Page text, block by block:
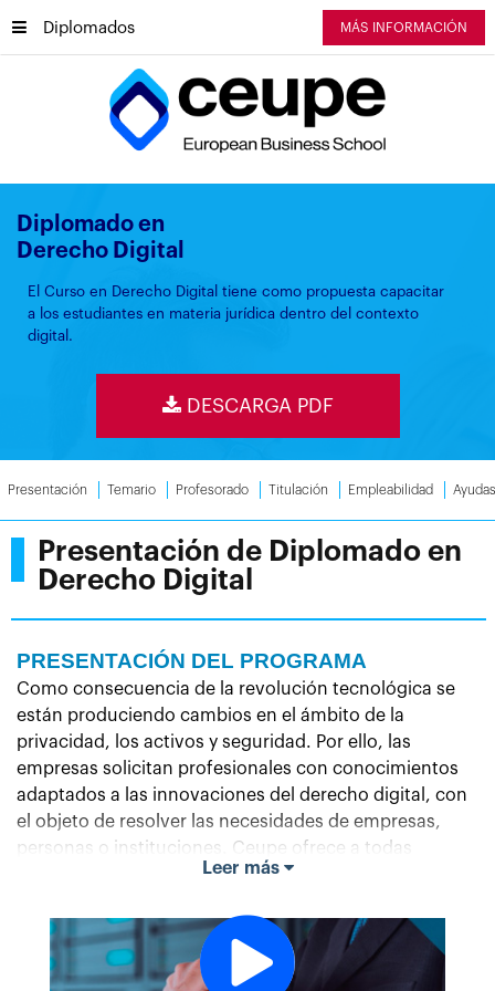
Diplomados MÁS INFORMACIÓN
Diplomado en
Derecho Digital
El Curso en Derecho Digital tiene como propuesta capacitar
a los estudiantes en materia jurídica dentro del contexto
digital.
DESCARGA PDF
Presentación Temario Profesorado Titulación Empleabilidad Ayudas
Presentación de Diplomado en
Derecho Digital
PRESENTACIÓN DEL PROGRAMA
Como consecuencia de la revolución tecnológica se
están produciendo cambios en el ámbito de la
privacidad, los activos y seguridad. Por ello, las
empresas solicitan profesionales con conocimientos
adaptados a las innovaciones del derecho digital, con
el objeto de resolver las necesidades de empresas,
personas o instituciones. Ceupe ofrece a todas
aquellas personas interesadas en ampliar sus
este diplomado especializado en derecho tecnológico
con el que actualizar las prácticas laborales. La
composición de este programa formativo trata de
Leer más